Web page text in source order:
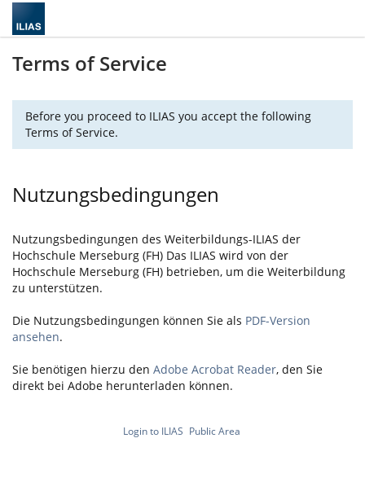
Terms of Service
Before you proceed to ILIAS you accept the following
Terms of Service.
Nutzungsbedingungen
Nutzungsbedingungen des Weiterbildungs-ILIAS der
Hochschule Merseburg (FH) Das ILIAS wird von der
Hochschule Merseburg (FH) betrieben, um die Weiterbildung
zu unterstützen.
Die Nutzungsbedingungen können Sie als PDF-Version
ansehen.
Sie benötigen hierzu den Adobe Acrobat Reader, den Sie
direkt bei Adobe herunterladen können.
Login to ILIAS Public Area